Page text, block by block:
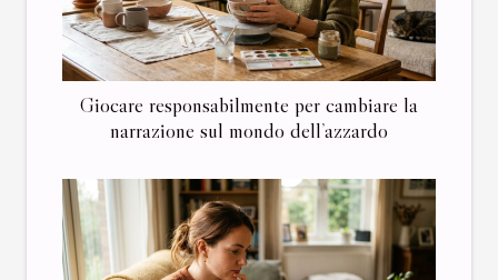
Giocare responsabilmente per cambiare la
narrazione sul mondo dell’azzardo